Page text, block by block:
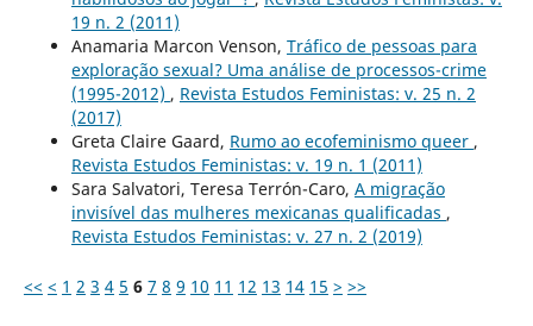
19 n. 2 (2011)
Anamaria Marcon Venson, Tráfico de pessoas para
exploração sexual? Uma análise de processos-crime
(1995-2012) , Revista Estudos Feministas: v. 25 n. 2
(2017)
Greta Claire Gaard, Rumo ao ecofeminismo queer ,
Revista Estudos Feministas: v. 19 n. 1 (2011)
Sara Salvatori, Teresa Terrón-Caro, A migração
invisível das mulheres mexicanas qualificadas ,
Revista Estudos Feministas: v. 27 n. 2 (2019)
<< < 1 2 3 4 5 6 7 8 9 10 11 12 13 14 15 > >>